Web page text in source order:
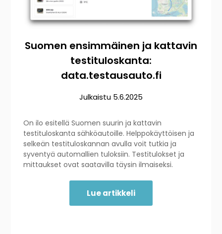
Suomen ensimmäinen ja kattavin
testituloskanta:
data.testausauto.fi
Julkaistu 5.6.2025
On ilo esitellä Suomen suurin ja kattavin
testituloskanta sähköautoille. Helppokäyttöisen ja
selkeän testituloskannan avulla voit tutkia ja
syventyä automallien tuloksiin. Testitulokset ja
mittaukset ovat saatavilla täysin ilmaiseksi.
Lue artikkeli